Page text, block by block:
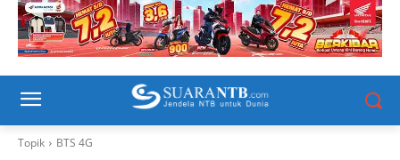
Topik BTS 4G